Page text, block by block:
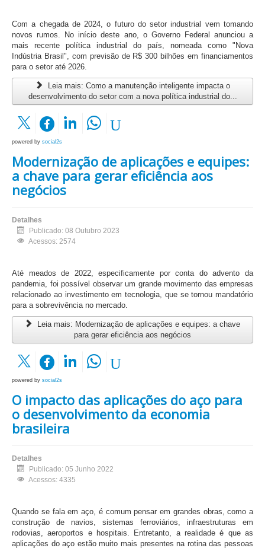
Com a chegada de 2024, o futuro do setor industrial vem tomando
novos rumos. No início deste ano, o Governo Federal anunciou a
mais recente política industrial do país, nomeada como "Nova
Indústria Brasil", com previsão de R$ 300 bilhões em financiamentos
para o setor até 2026.
Leia mais: Como a manutenção inteligente impacta o
desenvolvimento do setor com a nova política industrial do...
powered by social2s
Modernização de aplicações e equipes:
a chave para gerar eficiência aos
negócios
Detalhes
Publicado: 08 Outubro 2023
Acessos: 2574
Até meados de 2022, especificamente por conta do advento da
pandemia, foi possível observar um grande movimento das empresas
relacionado ao investimento em tecnologia, que se tornou mandatório
para a sobrevivência no mercado.
Leia mais: Modernização de aplicações e equipes: a chave
para gerar eficiência aos negócios
powered by social2s
O impacto das aplicações do aço para
o desenvolvimento da economia
brasileira
Detalhes
Publicado: 05 Junho 2022
Acessos: 4335
Quando se fala em aço, é comum pensar em grandes obras, como a
construção de navios, sistemas ferroviários, infraestruturas em
rodovias, aeroportos e hospitais. Entretanto, a realidade é que as
aplicações do aço estão muito mais presentes na rotina das pessoas